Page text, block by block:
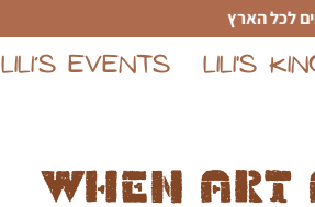
לכל הארץ
LILI'S
LILI’S EVENTS
When art